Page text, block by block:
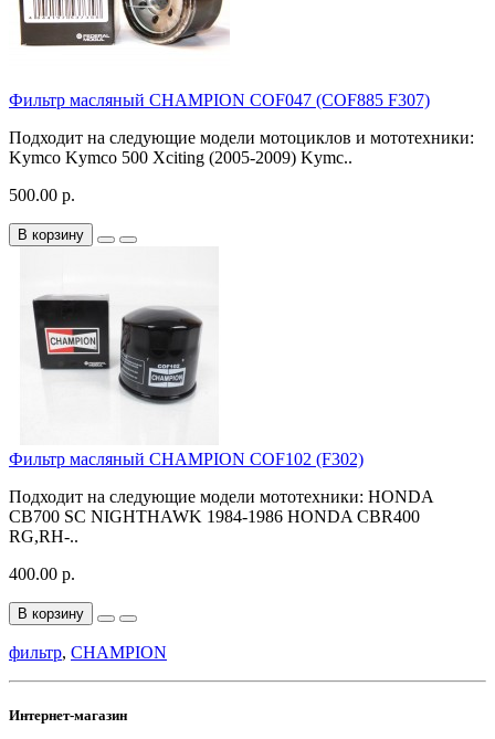
Фильтр масляный CHAMPION COF047 (COF885 F307)
Подходит на следующие модели мотоциклов и мототехники:
Kymco Kymco 500 Xciting (2005-2009) Kymc..
500.00 р.
В корзину
Фильтр масляный CHAMPION COF102 (F302)
Подходит на следующие модели мототехники: HONDA
CB700 SC NIGHTHAWK 1984-1986 HONDA CBR400
RG,RH-..
400.00 р.
В корзину
фильтр, CHAMPION
Интернет-магазин